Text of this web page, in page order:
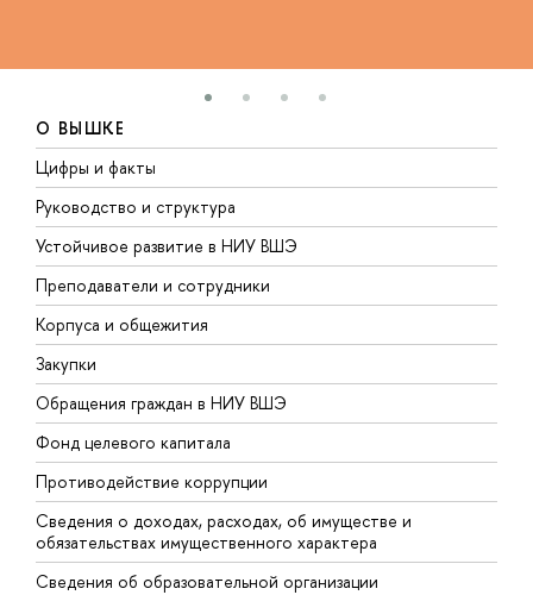
О ВЫШКЕ
Цифры и факты
Руководство и структура
Устойчивое развитие в НИУ ВШЭ
Преподаватели и сотрудники
Корпуса и общежития
Закупки
Обращения граждан в НИУ ВШЭ
Фонд целевого капитала
Противодействие коррупции
Сведения о доходах, расходах, об имуществе и
обязательствах имущественного характера
Сведения об образовательной организации